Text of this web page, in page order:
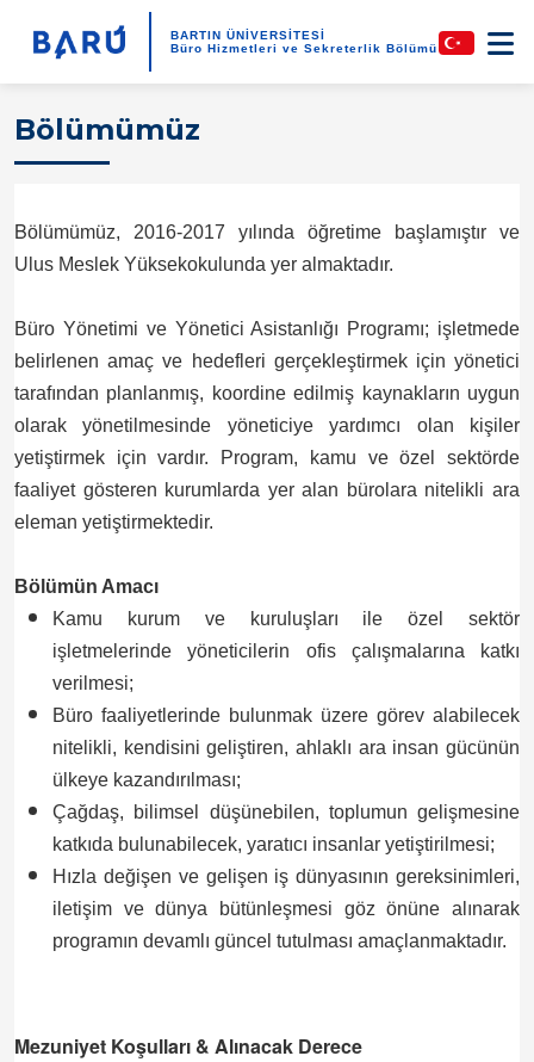
BARTIN ÜNİVERSİTESİ
Büro Hizmetleri ve Sekreterlik Bölümü
Bölümümüz
Bölümümüz, 2016-2017 yılında öğretime başlamıştır ve
Ulus Meslek Yüksekokulunda yer almaktadır.
Büro Yönetimi ve Yönetici Asistanlığı Programı; işletmede
belirlenen amaç ve hedefleri gerçekleştirmek için yönetici
tarafından planlanmış, koordine edilmiş kaynakların uygun
olarak yönetilmesinde yöneticiye yardımcı olan kişiler
yetiştirmek için vardır.
Program, kamu ve özel sektörde
faaliyet gösteren kurumlarda yer alan bürolara nitelikli ara
eleman yetiştirmektedir.
Bölümün Amacı
Kamu kurum ve kuruluşları ile özel sektör
işletmelerinde yöneticilerin ofis çalışmalarına katkı
verilmesi;
Büro faaliyetlerinde bulunmak üzere görev alabilecek
nitelikli, kendisini geliştiren, ahlaklı ara insan gücünün
ülkeye kazandırılması;
Çağdaş, bilimsel düşünebilen, toplumun gelişmesine
katkıda bulunabilecek, yaratıcı insanlar yetiştirilmesi;
Hızla değişen ve gelişen iş dünyasının gereksinimleri,
iletişim ve dünya bütünleşmesi göz önüne alınarak
programın devamlı güncel tutulması amaçlanmaktadır.
Mezuniyet Koşulları & Alınacak Derece